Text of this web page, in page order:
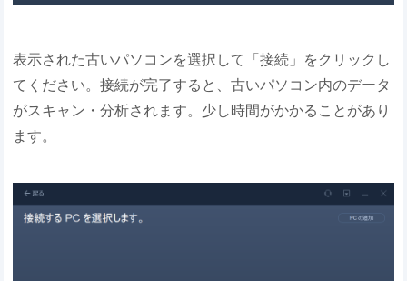
表示された古いパソコンを選択して「接続」をクリックし
てください。接続が完了すると、古いパソコン内のデータ
がスキャン・分析されます。少し時間がかかることがあり
ます。